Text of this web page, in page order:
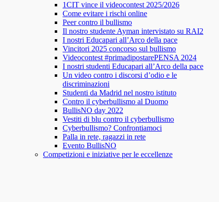
1CIT vince il videocontest 2025/2026
Come evitare i rischi online
Peer contro il bullismo
Il nostro studente Ayman intervistato su RAI2
I nostri Educapari all’Arco della pace
Vincitori 2025 concorso sul bullismo
Videocontest #primadipostarePENSA 2024
I nostri studenti Educapari all’Arco della pace
Un video contro i discorsi d’odio e le
discriminazioni
Studenti da Madrid nel nostro istituto
Contro il cyberbullismo al Duomo
BullisNO day 2022
Vestiti di blu contro il cyberbullismo
Cyberbullismo? Confrontiamoci
Palla in rete, ragazzi in rete
Evento BullisNO
Competizioni e iniziative per le eccellenze